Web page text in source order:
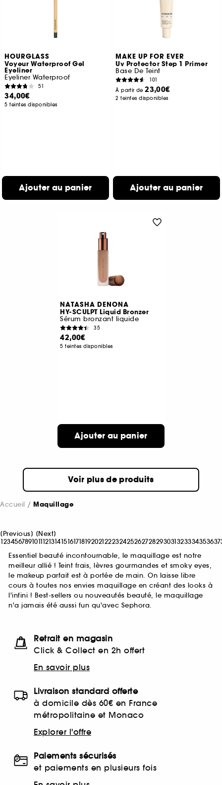
HOURGLASS
Voyeur Waterproof Gel
Eyeliner
Eyeliner Waterproof
51
34,00€
5 teintes disponibles
Ajouter au panier
MAKE UP FOR EVER
Uv Protector Step 1 Primer
Base De Teint
101
À partir de23,00€
2 teintes disponibles
Ajouter au panier
NATASHA DENONA
HY-SCULPT Liquid Bronzer
Sérum bronzant liquide
35
42,00€
5 teintes disponibles
Ajouter au panier
Voir plus de produits
Accueil Maquillage
[Previous] [Next]
12345678910111213141516171819202122232425262728293031323334353637
Essentiel beauté incontournable, le maquillage est notre
meilleur allié ! Teint frais, lèvres gourmandes et smoky eyes,
le makeup parfait est à portée de main. On laisse libre
cours à toutes nos envies maquillage en créant des looks à
l'infini ! Best-sellers ou nouveautés beauté, le maquillage
n'a jamais été aussi fun qu'avec Sephora.
Retrait en magasin
Click & Collect en 2h offert
En savoir plus
Livraison standard offerte
à domicile dès 60€ en France
métropolitaine et Monaco
Explorer l'offre
Paiements sécurisés
et paiements en plusieurs fois